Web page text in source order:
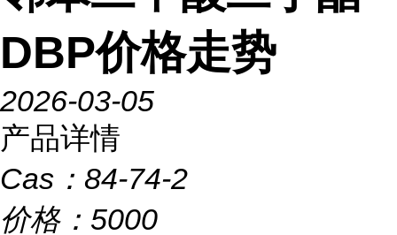
DBP价格走势
2026-03-05
产品详情
Cas： 84-74-2
价格： 5000